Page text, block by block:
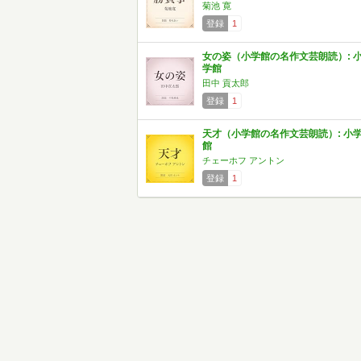
菊池 寛
登録
1
女の姿（小学館の名作文芸朗読）:
学館
田中 貢太郎
登録
1
天才（小学館の名作文芸朗読）: 小
館
チェーホフ アントン
登録
1